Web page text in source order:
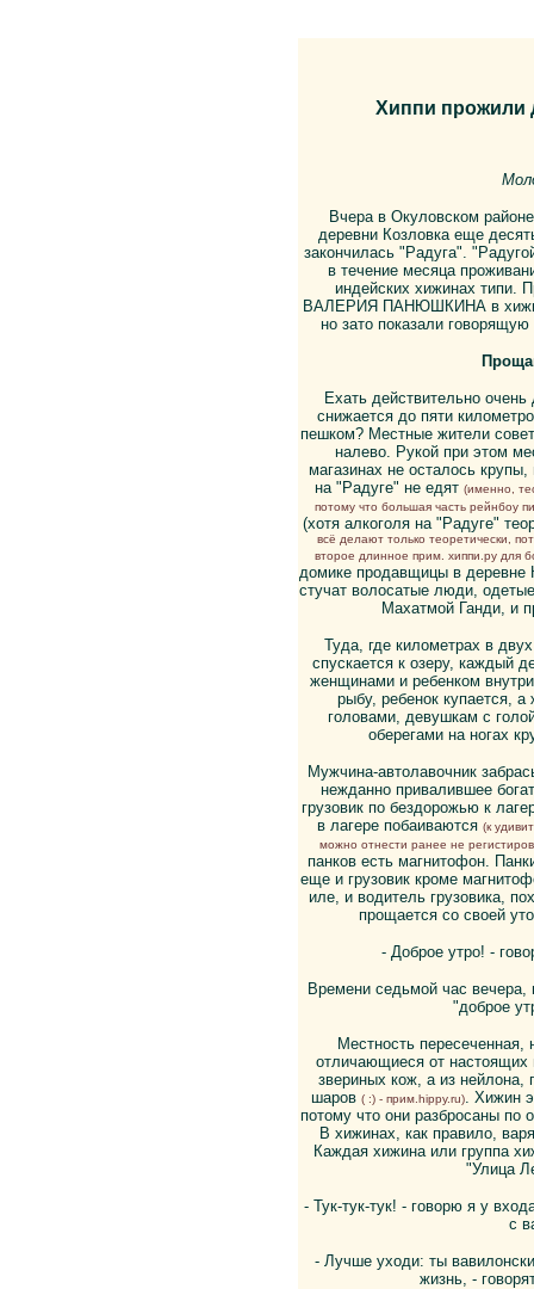
Хиппи прожили
Вчера в Окуловском
деревни Козловка еще
закончилась "Радуга".
в течение месяца
индейских хижинах типи.
ВАЛЕРИЯ ПАНЮШКИНА в
но зато показали
Ехать действительно
снижается до пяти
пешком? Местные жители
налево. Рукой при этом
магазинах не осталось
на "Радуге" не едят (именно,
потому что большая часть рейнбоу
(хотя алкоголя на "Радуге"
всё делают только теоретически,
второе длинное прим. хиппи.ру для
домике продавщицы в деревне
стучат волосатые люди,
Махатмой Ганди, и
Туда, где километрах в
спускается к озеру, каждый
женщинами и ребенком
рыбу, ребенок купается,
головами, девушкам с
оберегами на ногах
Мужчина-автолавочник
нежданно привалившее
грузовик по бездорожью к
в лагере побаиваются (к
можно отнести ранее не
панков есть магнитофон.
еще и грузовик кроме
иле, и водитель грузовика,
прощается со своей
- Доброе утро! -
Времени седьмой час вечера,
"доброе
Местность
отличающиеся от настоящих
звериных кож, а из нейлона,
шаров ( :) - прим.hippy.ru). Хижин
потому что они разбросаны
В хижинах, как правило,
Каждая хижина или группа
"Улица
- Тук-тук-тук! - говорю я у
с
- Лучше уходи: ты
жизнь, -